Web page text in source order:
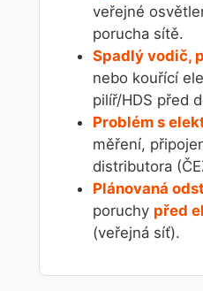
veřejné
porucha sítě.
Spadlý vodič,
nebo kouřící
pilíř/HDS před
Problém s
měření,
distributora
Plánovaná
poruchy před
(veřejná síť).